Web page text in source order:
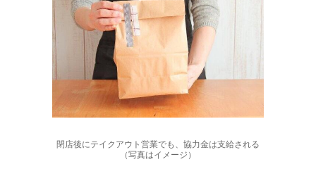
閉店後にテイクアウト営業でも、協力金は支給される
（写真はイメージ）